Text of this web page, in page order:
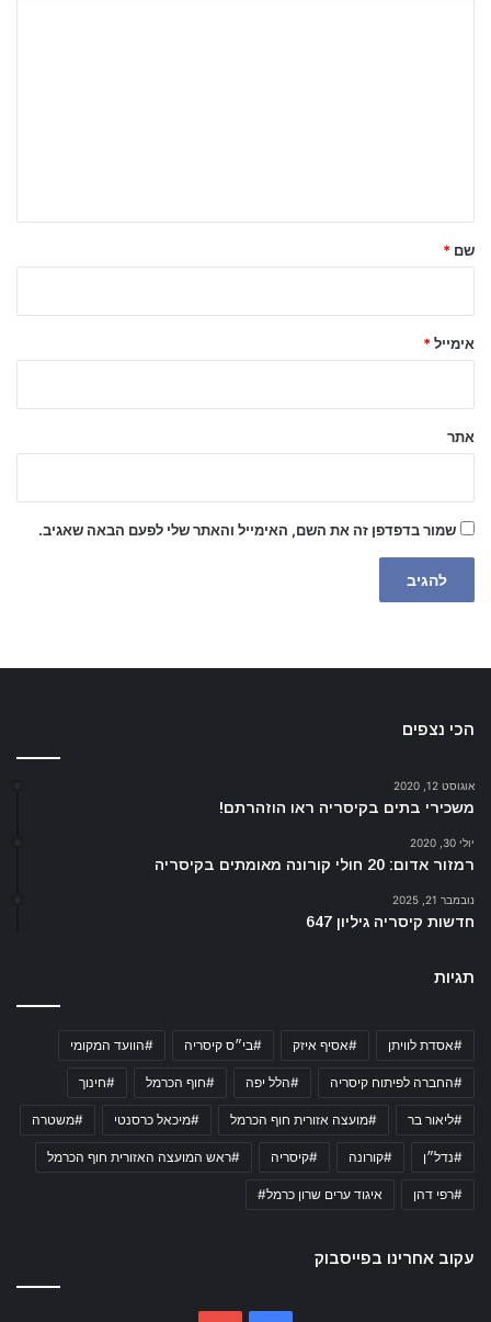
ל
שם *
אימייל *
אתר
שמור בדפדפן זה את השם, האימייל והאתר שלי לפעם הבאה שאגיב.
הכי נצפים
אוגוסט 12, 2020
משכירי בתים בקיסריה ראו הוזהרתם!
יולי 30, 2020
רמזור אדום: 20 חולי קורונה מאומתים בקיסריה
נובמבר 21, 2025
חדשות קיסריה גיליון 647
תגיות
#אסדת לוויתן #אסיף איזק #בי״ס קיסריה #הוועד המקומי
#החברה לפיתוח קיסריה #הלל יפה #חוף הכרמל #חינוך
#ליאור בר #מועצה אזורית חוף הכרמל #מיכאל כרסנטי #משטרה
#נדל״ן #קורונה #קיסריה #ראש המועצה האזורית חוף הכרמל
#רפי דהן איגוד ערים שרון כרמל#
עקוב אחרינו בפייסבוק